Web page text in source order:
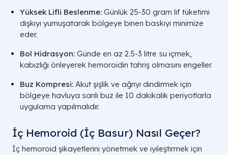
Yüksek Lifli Beslenme: Günlük 25-30 gram lif tüketimi
dışkıyı yumuşatarak bölgeye binen baskıyı minimize
eder.
Bol Hidrasyon: Günde en az 2.5-3 litre su içmek,
kabızlığı önleyerek hemoroidin tahriş olmasını engeller.
Buz Kompresi: Akut şişlik ve ağrıyı dindirmek için
bölgeye havluya sarılı buz ile 10 dakikalık periyotlarla
uygulama yapılmalıdır.
İç Hemoroid (İç Basur) Nasıl Geçer?
İç hemoroid şikayetlerini yönetmek ve iyileştirmek için